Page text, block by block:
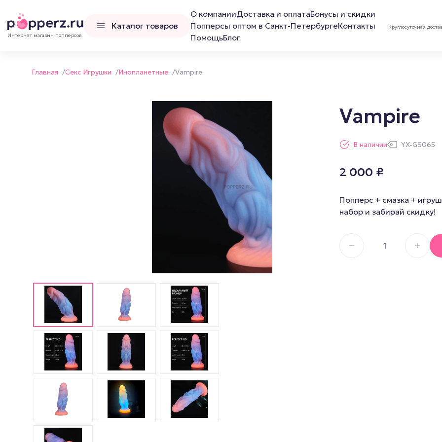
Интернет магазин попперсов
Каталог товаров
О компанииДоставка и оплатаБонусы и скидки
Попперсы оптом в Санкт-ПетербургеКонтакты
ПомощьБлог
Круглосуточная
Попперсы Rush (Раш)
Попперсы для мужчин
Попперсы для женщин
Попперсы для фистинга
Наборы попперсов
Расслабляющая смазка
Смазка для фистинга
Силиконовая смазка
Дилдо
Главная /Секс Игрушки /Инопланетные /Vampire
Vampire
В наличии YX-GS065
2 000 ₽
Попперс + смазка +
набор и забирай скидку!